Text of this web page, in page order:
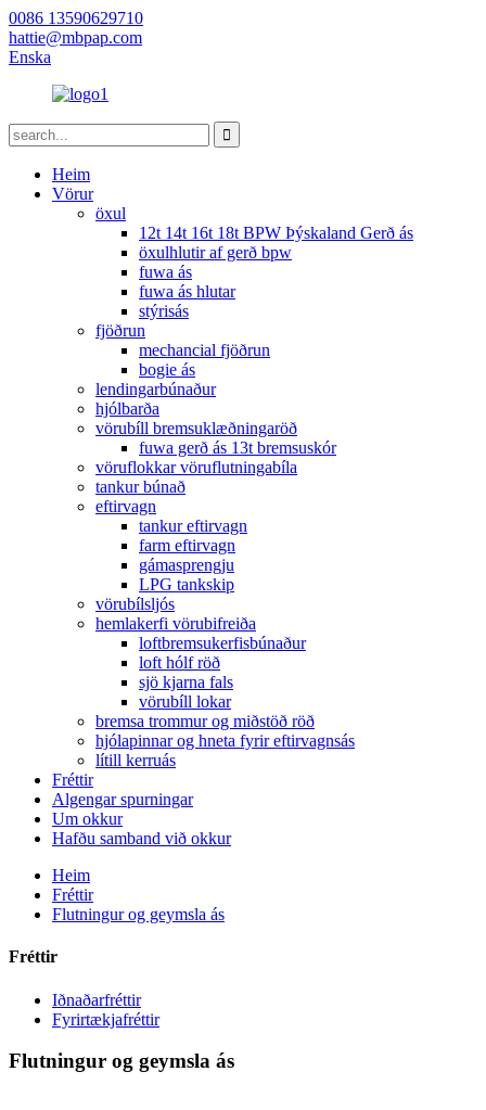
0086 13590629710
hattie@mbpap.com
Enska
Heim
Vörur
öxul
12t 14t 16t 18t BPW Þýskaland Gerð ás
öxulhlutir af gerð bpw
fuwa ás
fuwa ás hlutar
stýrisás
fjöðrun
mechancial fjöðrun
bogie ás
lendingarbúnaður
hjólbarða
vörubíll bremsuklæðningaröð
fuwa gerð ás 13t bremsuskór
vöruflokkar vöruflutningabíla
tankur búnað
eftirvagn
tankur eftirvagn
farm eftirvagn
gámasprengju
LPG tankskip
vörubílsljós
hemlakerfi vörubifreiða
loftbremsukerfisbúnaður
loft hólf röð
sjö kjarna fals
vörubíll lokar
bremsa trommur og miðstöð röð
hjólapinnar og hneta fyrir eftirvagnsás
lítill kerruás
Fréttir
Algengar spurningar
Um okkur
Hafðu samband við okkur
Heim
Fréttir
Flutningur og geymsla ás
Fréttir
Iðnaðarfréttir
Fyrirtækjafréttir
Flutningur og geymsla ás